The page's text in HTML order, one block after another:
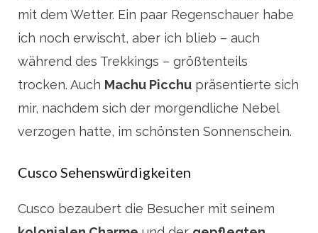
mit dem Wetter. Ein paar Regenschauer habe
ich noch erwischt, aber ich blieb – auch
während des Trekkings – größtenteils
trocken. Auch Machu Picchu präsentierte sich
mir, nachdem sich der morgendliche Nebel
verzogen hatte, im schönsten Sonnenschein.
Cusco Sehenswürdigkeiten
Cusco bezaubert die Besucher mit seinem